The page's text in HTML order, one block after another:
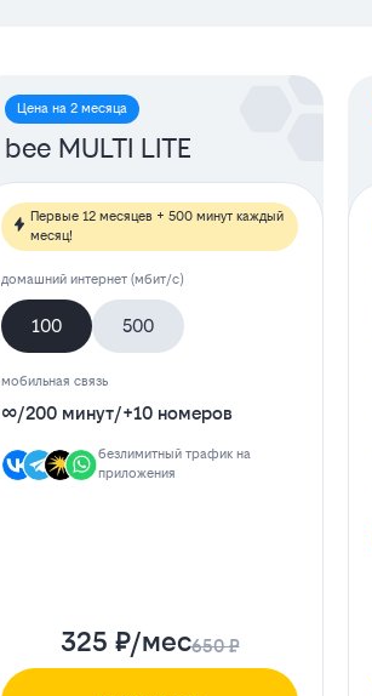
Цена на 2 месяца
bee MULTI LITE
Первые 12 месяцев + 500 минут каждый
месяц!
домашний интернет (мбит/с)
100 500
мобильная связь
∞/200 минут/+10 номеров
безлимитный трафик на
приложения
325 ₽/мес650 ₽